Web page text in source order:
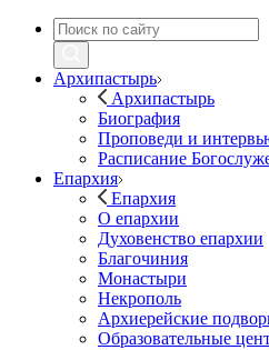
Архипастырь
Архипастырь
Биография
Проповеди и
Расписание
Епархия
Епархия
О епархии
Духовенство епархии
Благочиния
Монастыри
Некрополь
Архиерейские
Образовательные